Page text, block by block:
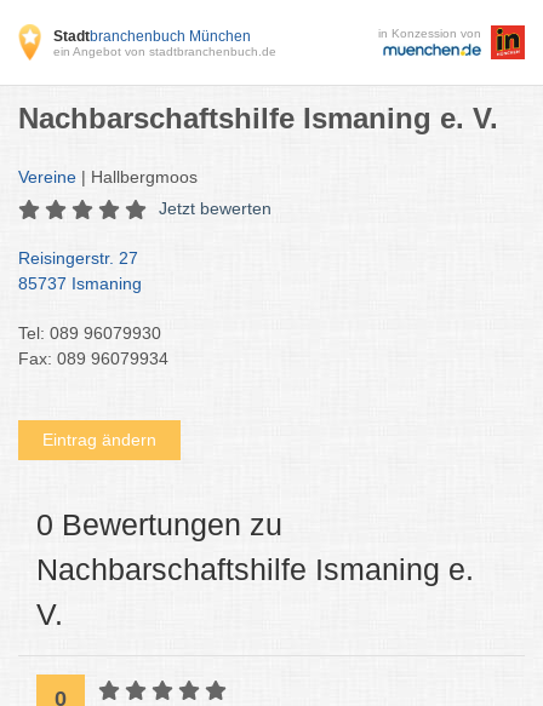
Stadtbranchenbuch München
ein Angebot von stadtbranchenbuch.de
in Konzession von
Nachbarschaftshilfe Ismaning e. V.
Vereine | Hallbergmoos
Jetzt bewerten
Reisingerstr. 27
85737 Ismaning
Tel: 089 96079930
Fax: 089 96079934
Eintrag ändern
0 Bewertungen zu
Nachbarschaftshilfe Ismaning e.
V.
0